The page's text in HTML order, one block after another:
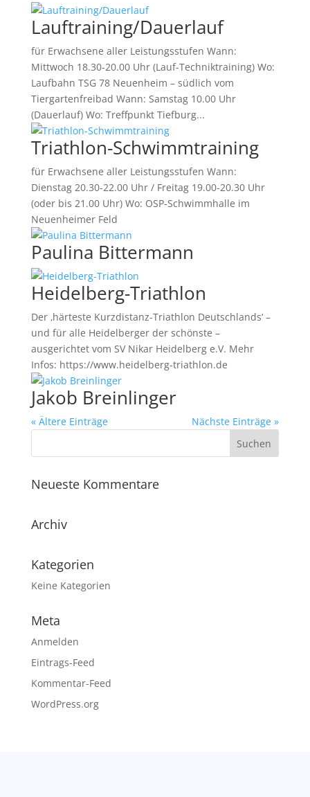
Lauftraining/Dauerlauf
für Erwachsene aller Leistungsstufen Wann:
Mittwoch 18.30-20.00 Uhr (Lauf-Techniktraining) Wo:
Laufbahn TSG 78 Neuenheim – südlich vom
Tiergartenfreibad Wann: Samstag 10.00 Uhr
(Dauerlauf) Wo: Treffpunkt Tiefburg...
Triathlon-Schwimmtraining
für Erwachsene aller Leistungsstufen Wann:
Dienstag 20.30-22.00 Uhr / Freitag 19.00-20.30 Uhr
(oder bis 21.00 Uhr) Wo: OSP-Schwimmhalle im
Neuenheimer Feld
Paulina Bittermann
Heidelberg-Triathlon
Der ‚härteste Kurzdistanz-Triathlon Deutschlands‘ –
und für alle Heidelberger der schönste –
ausgerichtet vom SV Nikar Heidelberg e.V. Mehr
Infos: https://www.heidelberg-triathlon.de
Jakob Breinlinger
« Ältere Einträge Nächste Einträge »
Neueste Kommentare
Archiv
Kategorien
Keine Kategorien
Meta
Anmelden
Eintrags-Feed
Kommentar-Feed
WordPress.org